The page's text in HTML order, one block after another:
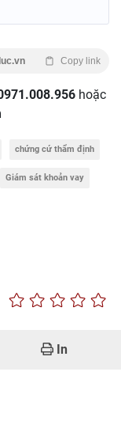
Copy link
hoặc
chứng cứ thẩm định
Giám sát khoản vay
In